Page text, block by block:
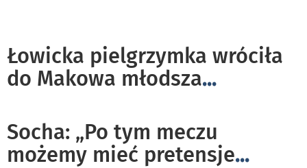
Łowicka pielgrzymka wróciła
do Makowa młodsza...
Socha: „Po tym meczu
możemy mieć pretensje...